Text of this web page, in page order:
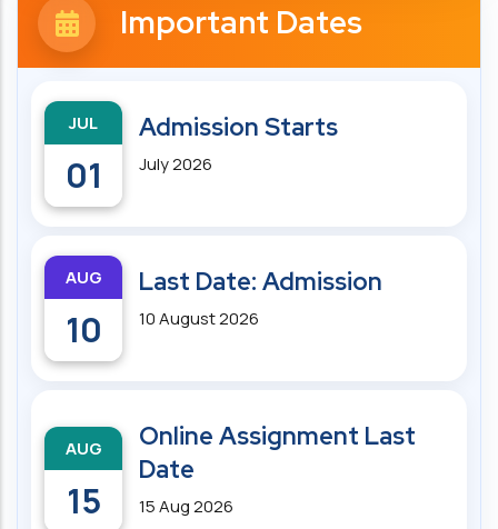
Important Dates
JUL
01
Admission Starts
July 2026
AUG
10
Last Date: Admission
10 August 2026
AUG
15
Online Assignment Last
Date
15 Aug 2026